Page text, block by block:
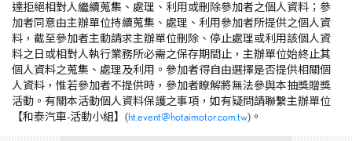
達拒絕相對人繼續蒐集、處理、利用或刪除參加者之個人資料；參
加者同意由主辦單位持續蒐集、處理、利用參加者所提供之個人資
料，截至參加者主動請求主辦單位刪除、停止處理或利用該個人資
料之日或相對人執行業務所必需之保存期間止，主辦單位始終止其
個人資料之蒐集、處理及利用。參加者得自由選擇是否提供相關個
人資料，惟若參加者不提供時，參加者瞭解將無法參與本抽獎贈獎
活動。有關本活動個人資料保護之事項，如有疑問請聯繫主辦單位
【和泰汽車-活動小組】(ht.event@hotaimotor.com.tw)。